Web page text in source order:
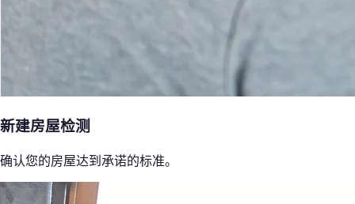
新建房屋检测
确认您的房屋达到承诺的标准。